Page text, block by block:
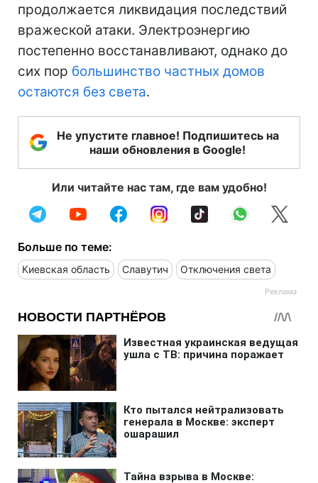
продолжается ликвидация последствий
вражеской атаки. Электроэнергию
постепенно восстанавливают, однако до
сих пор большинство частных домов
остаются без света.
Не упустите главное! Подпишитесь на
наши обновления в Google!
Или читайте нас там, где вам удобно!
Больше по теме:
Киевская область Славутич Отключения света